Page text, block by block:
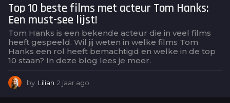
Top 10 beste films met acteur Tom Hanks:
Een must-see lijst!
Tom Hanks is een bekende acteur die in veel films
heeft gespeeld. Wil jij weten in welke films Tom
Hanks een rol heeft bemachtigd en welke in de top
10 staan? In deze blog lees je meer.
by Lilian 2 jaar ago